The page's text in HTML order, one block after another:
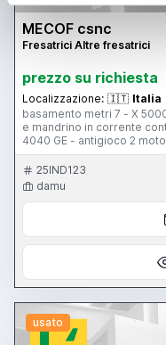
MECOF csnc
Fresatrici Altre fresatrici
prezzo su richiesta
Localizzazione: 🇮🇹 Italia
basamento metri 7 - X
e mandrino in corrente
4040 GE - antigioco 2
25IND123
damu
usato